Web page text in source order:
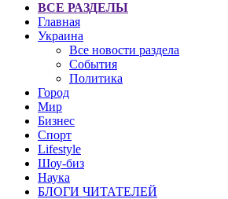
ВСЕ РАЗДЕЛЫ
Главная
Украина
Все новости раздела
События
Политика
Город
Мир
Бизнес
Спорт
Lifestyle
Шоу-биз
Наука
БЛОГИ ЧИТАТЕЛЕЙ